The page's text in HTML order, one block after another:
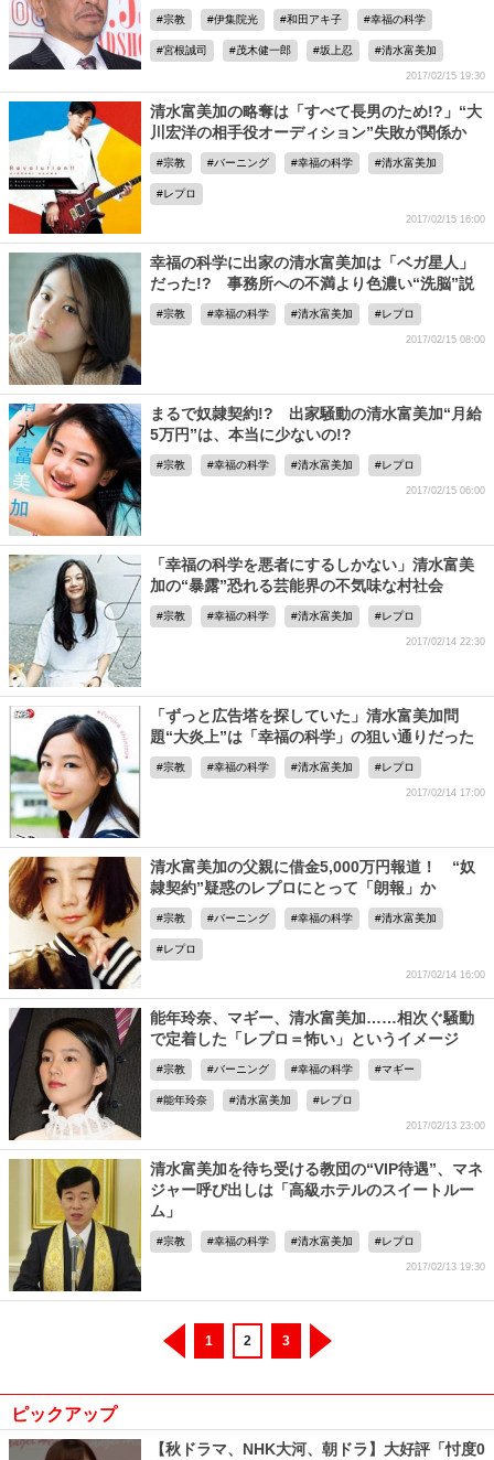
宗教 伊集院光 和田アキ子 幸福の科学
宮根誠司 茂木健一郎 坂上忍 清水富美加
2017/02/15 19:30
清水富美加の略奪は「すべて長男のため!?」“大
川宏洋の相手役オーディション”失敗が関係か
宗教 バーニング 幸福の科学 清水富美加
レプロ
2017/02/15 16:00
幸福の科学に出家の清水富美加は「ベガ星人」
だった!? 事務所への不満より色濃い“洗脳”説
宗教 幸福の科学 清水富美加 レプロ
2017/02/15 08:00
まるで奴隷契約!? 出家騒動の清水富美加“月給
5万円”は、本当に少ないの!?
宗教 幸福の科学 清水富美加 レプロ
2017/02/15 06:00
「幸福の科学を悪者にするしかない」清水富美
加の“暴露”恐れる芸能界の不気味な村社会
宗教 幸福の科学 清水富美加 レプロ
2017/02/14 22:30
「ずっと広告塔を探していた」清水富美加問
題“大炎上”は「幸福の科学」の狙い通りだった
宗教 幸福の科学 清水富美加 レプロ
2017/02/14 17:00
清水富美加の父親に借金5,000万円報道！ “奴
隷契約”疑惑のレプロにとって「朗報」か
宗教 バーニング 幸福の科学 清水富美加
レプロ
2017/02/14 16:00
能年玲奈、マギー、清水富美加……相次ぐ騒動
で定着した「レプロ＝怖い」というイメージ
宗教 バーニング 幸福の科学 マギー
能年玲奈 清水富美加 レプロ
2017/02/13 23:00
清水富美加を待ち受ける教団の“VIP待遇”、マネ
ジャー呼び出しは「高級ホテルのスイートルー
ム」
宗教 幸福の科学 清水富美加 レプロ
2017/02/13 19:30
1 2 3
ピックアップ
【秋ドラマ、NHK大河、朝ドラ】大好評「忖度0